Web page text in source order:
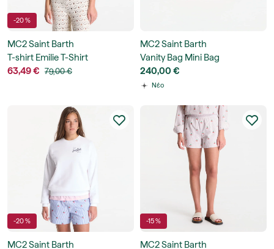
-20 %
MC2 Saint Barth
T-shirt Emilie T-Shirt
63,49 € 79,00 €
MC2 Saint Barth
Vanity Bag Mini Bag
240,00 €
Νέο
-20 %
MC2 Saint Barth
-15 %
MC2 Saint Barth